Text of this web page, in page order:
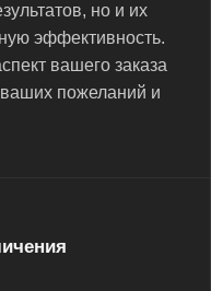
но и их
эффективность.
вашего заказа
пожеланий и